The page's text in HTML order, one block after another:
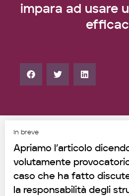
impara ad usare
In breve
Apriamo l’articolo
volutamente
caso che ha fatto
la responsabilità degli